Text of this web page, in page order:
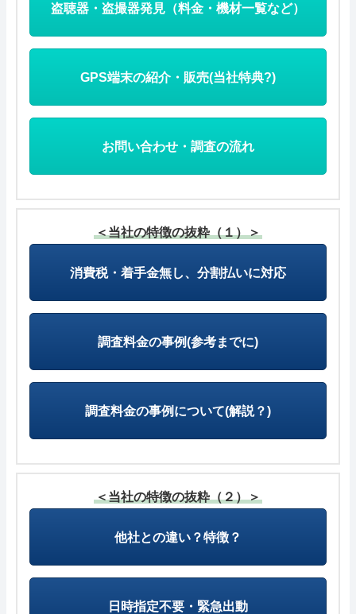
盗聴器・盗撮器発見（料金・機材一覧など）
GPS端末の紹介・販売(当社特典?)
お問い合わせ・調査の流れ
＜当社の特徴の抜粋（１）＞
消費税・着手金無し、分割払いに対応
調査料金の事例(参考までに)
調査料金の事例について(解説？)
＜当社の特徴の抜粋（２）＞
他社との違い？特徴？
日時指定不要・緊急出動